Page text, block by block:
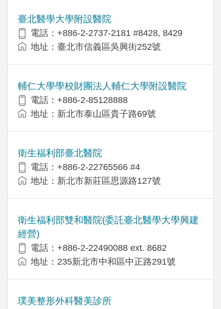
臺北醫學大學附設醫院
電話：+886-2-2737-2181 #8428, 8429
地址：臺北市信義區吳興街252號
輔仁大學學校財團法人輔仁大學附設醫院
電話：+886-2-85128888
地址：新北市泰山區貴子路69號
衛生福利部臺北醫院
電話：+886-2-22765566 #4
地址：新北市新莊區思源路127號
衛生福利部雙和醫院(委託臺北醫學大學興建
經營)
電話：+​886-2-22490088 ext. 8682
地址：​235新北市中和區中正路291號
璞美整形外科醫美診所